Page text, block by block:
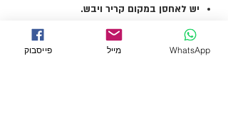
יש לאחסן במקום קריר ויבש.
לאחר הפתיחה, יש לשמור בקירור ולצרוך תוך
48 שעות.
פייסבוק מייל WhatsApp